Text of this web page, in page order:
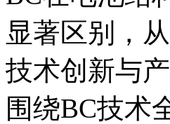
显著区别，
技术创新与
围绕BC技术